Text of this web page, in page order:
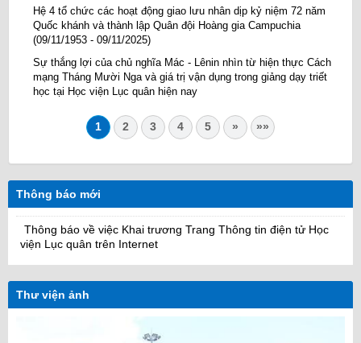
Hệ 4 tổ chức các hoạt động giao lưu nhân dịp kỷ niệm 72 năm
Quốc khánh và thành lập Quân đội Hoàng gia Campuchia
(09/11/1953 - 09/11/2025)
Sự thắng lợi của chủ nghĩa Mác - Lênin nhìn từ hiện thực Cách
mạng Tháng Mười Nga và giá trị vận dụng trong giảng dạy triết
học tại Học viện Lục quân hiện nay
1 2 3 4 5 » »»
Thông báo mới
Thông báo về việc Khai trương Trang Thông tin điện tử Học
viện Lục quân trên Internet
Thư viện ảnh